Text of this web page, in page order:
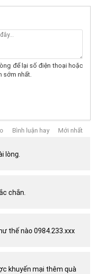
0979.902.338
chuyên dụng
để lại số điện thoại hoặc
sớm nhất.
Bình luận hay
Mới nhất
lòng.
chắn.
thế nào 0984.233.xxx
khuyến mại thêm quà